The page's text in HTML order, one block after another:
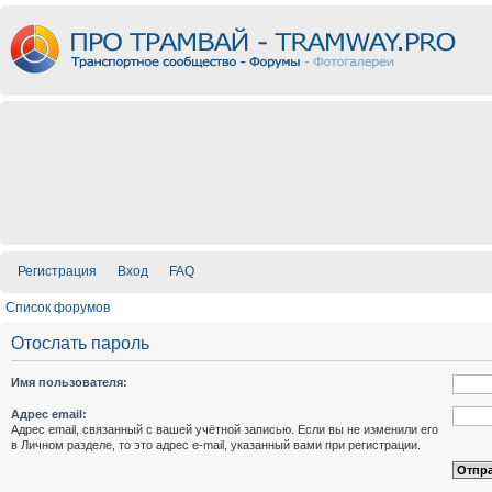
Регистрация Вход FAQ
Список форумов
Отослать пароль
Имя пользователя:
Адрес email:
Адрес email, связанный с вашей учётной записью. Если вы не изменили его
в Личном разделе, то это адрес e-mail, указанный вами при регистрации.